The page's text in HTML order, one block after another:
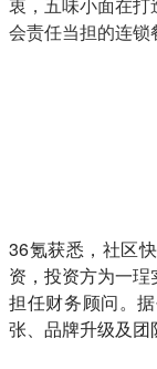
衷，五味小面在打
会责任当担的连锁
36氪获悉，社区
资，投资方为一
担任财务顾问。
张、品牌升级及团